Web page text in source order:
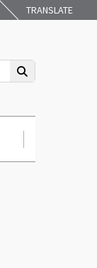
TRANSLATE